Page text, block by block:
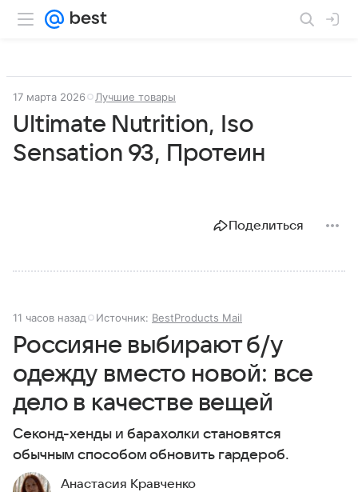
17 марта 2026 Лучшие товары
Ultimate Nutrition, Iso
Sensation 93, Протеин
Поделиться
11 часов назад Источник: BestProducts Mail
Россияне выбирают б/у
одежду вместо новой: все
дело в качестве вещей
Секонд-хенды и барахолки становятся
обычным способом обновить гардероб.
Анастасия Кравченко